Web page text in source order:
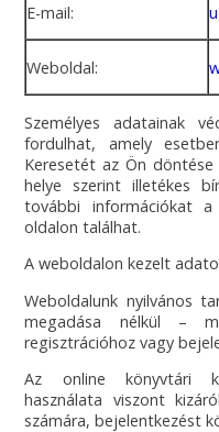
E-mail:
Weboldal:
Személyes adatainak
fordulhat, amely
Keresetét az Ön
helye szerint illetékes
további információkat a
oldalon találhat.
A weboldalon kezelt
Weboldalunk nyilvános
megadása nélkül –
regisztrációhoz vagy
Az online könyvtári
használata viszont
számára, bejelentkezést